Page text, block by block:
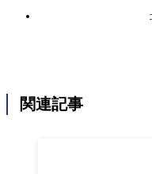
関連記事